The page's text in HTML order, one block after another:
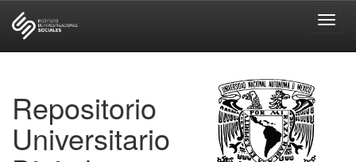
Repositorio
Universitario